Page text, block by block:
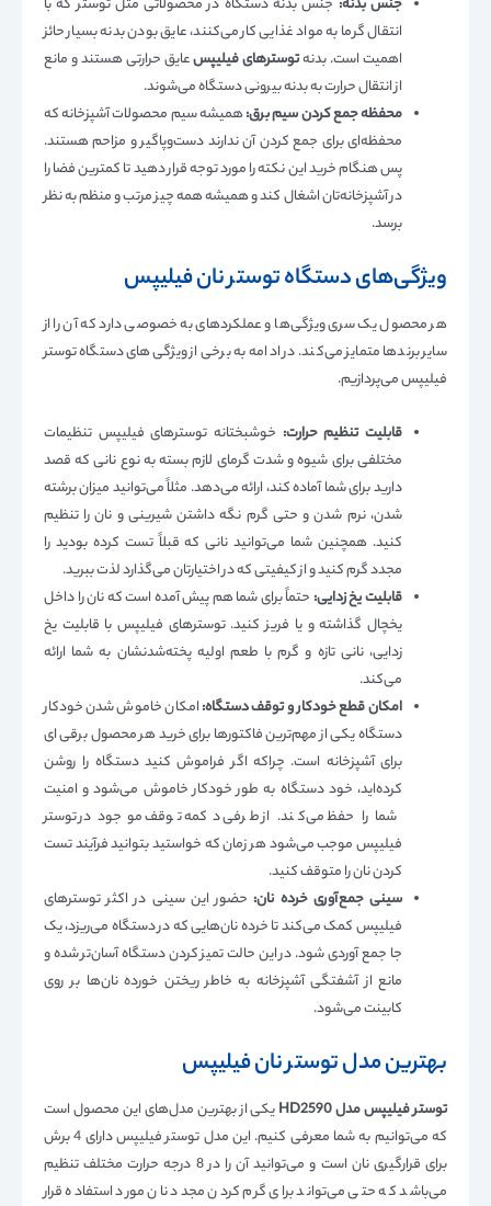
جنس بدنه: جنس بدنه دستگاه در محصولاتی مثل توستر که با
انتقال گرما به مواد غذایی کار می‌کنند، عایق بودن بدنه بسیار حائز
اهمیت است. بدنهتوسترهای فیلیپسعایق حرارتی هستند و مانع
از انتقال حرارت به بدنه بیرونی دستگاه می‌شوند.
محفظه جمع کردن سیم برق:همیشه سیم محصولات آشپزخانه که
محفظه‌ای برای جمع کردن آن ندارند دست‌وپاگیر و مزاحم هستند.
پس هنگام خرید این نکته را مورد توجه قرار دهید تا کمترین فضا را
در آشپزخانه‌تان اشغال کند و همیشه همه چیز مرتب و منظم به نظر
برسد.
ویژگی‌های دستگاه توستر نان فیلیپس
هر محصول یک سری ویژگی‌ها و عملکردهای به خصوصی دارد که آن را از
سایر برندها متمایز می‌کند. در ادامه به برخی از ویژگی‌های دستگاه توستر
فیلیپس می‌پردازیم.
قابلیت تنظیم حرارت: خوشبختانه توسترهای فیلیپس تنظیمات
مختلفی برای شیوه و شدت گرمای لازم بسته به نوع نانی که قصد
دارید برای شما آماده کند، ارائه می‌دهد. مثلاً می‌توانید میزان برشته
شدن، نرم شدن و حتی گرم نگه داشتن شیرینی و نان را تنظیم
کنید. همچنین شما می‌توانید نانی که قبلاً تست کرده بودید را
مجدد گرم کنید و از کیفیتی که در اختیارتان می‌گذارد لذت ببرید.
قابلیت یخ زدایی: حتماً برای شما هم پیش آمده است که نان را داخل
یخچال گذاشته و یا فریز کنید. توسترهای فیلیپس با قابلیت یخ
زدایی، نانی تازه و گرم با طعم اولیه پخته‌شدنشان به شما ارائه
می‌کند.
امکان قطع خودکار و توقف دستگاه: امکان خاموش شدن خودکار
دستگاه یکی از مهم‌ترین فاکتورها برای خرید هر محصول برقی ای
برای آشپزخانه است. چراکه اگر فراموش کنید دستگاه را روشن
کرده‌اید، خود دستگاه به طور خودکار خاموش می‌شود و امنیت
شما را حفظ می‌کند. از طرفی دکمه توقف موجود در توستر
فیلیپس موجب می‌شود هر زمان که خواستید بتوانید فرآیند تست
کردن نان را متوقف کنید.
سینی جمع‌آوری خرده نان: حضور این سینی در اکثر توسترهای
فیلیپس کمک می‌کند تا خرده نان‌هایی که در دستگاه می‌ریزد، یک
جا جمع آوردی شود. در این حالت تمیز کردن دستگاه آسان‌تر شده و
مانع از آشفتگی آشپزخانه به خاطر ریختن خورده نان‌ها بر روی
کابینت می‌شود.
بهترین مدل توستر نان فیلیپس
توستر فیلیپس مدل HD2590
یکی از بهترین مدل‌های این محصول است
که می‌توانیم به شما معرفی کنیم. این مدل توستر فیلیپس دارای 4 برش
برای قرارگیری نان است و می‌توانید آن را در 8 درجه حرارت مختلف تنظیم
می‌باشد که حتی می‌تواند برای گرم کردن مجدد نان مورد استفاده قرار